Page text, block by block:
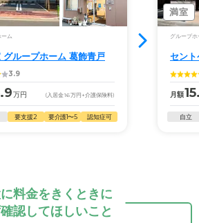
ーム
グループホーム 葛飾青戸
3.9
万円 (入居金16万円 +介護保険料)
要支援2 要介護1〜5 認知症可
満室
グループホ
セン
月額
自立
料金をきくときに
認してほしいこと